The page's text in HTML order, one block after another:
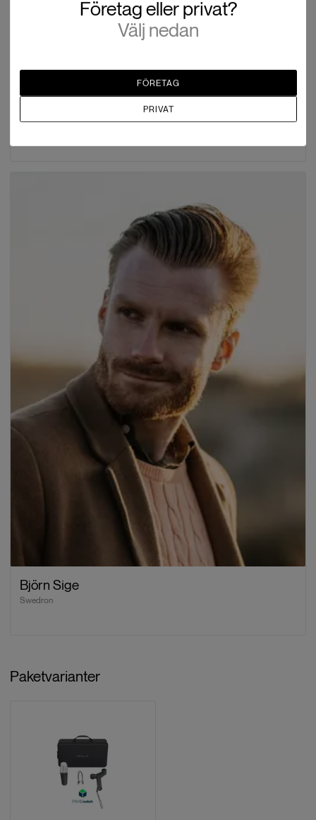
Björn Sige
Swedron
Paketvarianter
Företag eller privat?
Välj nedan
FÖRETAG
PRIVAT